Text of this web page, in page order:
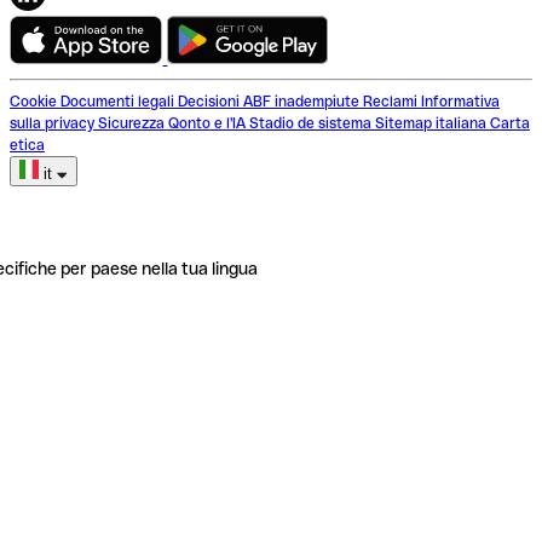
Cookie Documenti legali Decisioni ABF inadempiute Reclami Informativa
sulla privacy Sicurezza Qonto e l'IA Stadio de sistema Sitemap italiana Carta
etica
it
per paese nella tua lingua